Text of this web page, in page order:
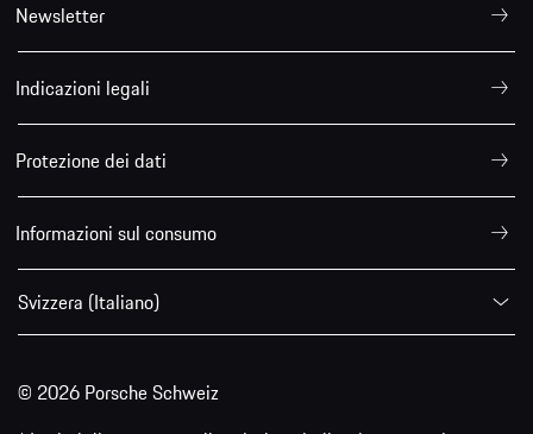
Newsletter
Indicazioni legali
Protezione dei dati
Informazioni sul consumo
Svizzera (Italiano)
© 2026 Porsche Schweiz